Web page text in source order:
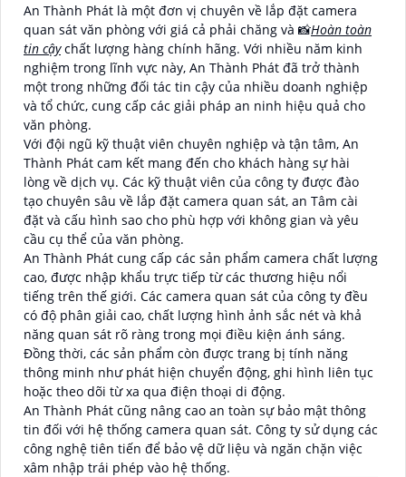
An Thành Phát là một đơn vị chuyên về lắp đặt camera
quan sát văn phòng với giá cả phải chăng và 📸Hoàn toàn
tin cậychất lượng hàng chính hãng. Với nhiều năm kinh
nghiệm trong lĩnh vực này, An Thành Phát đã trở thành
một trong những đối tác tin cậy của nhiều doanh nghiệp
và tổ chức, cung cấp các giải pháp an ninh hiệu quả cho
văn phòng.
Với đội ngũ kỹ thuật viên chuyên nghiệp và tận tâm, An
Thành Phát cam kết mang đến cho khách hàng sự hài
lòng về dịch vụ. Các kỹ thuật viên của công ty được đào
tạo chuyên sâu về lắp đặt camera quan sát, an Tâm cài
đặt và cấu hình sao cho phù hợp với không gian và yêu
cầu cụ thể của văn phòng.
An Thành Phát cung cấp các sản phẩm camera chất lượng
cao, được nhập khẩu trực tiếp từ các thương hiệu nổi
tiếng trên thế giới. Các camera quan sát của công ty đều
có độ phân giải cao, chất lượng hình ảnh sắc nét và khả
năng quan sát rõ ràng trong mọi điều kiện ánh sáng.
Đồng thời, các sản phẩm còn được trang bị tính năng
thông minh như phát hiện chuyển động, ghi hình liên tục
hoặc theo dõi từ xa qua điện thoại di động.
An Thành Phát cũng nâng cao an toàn sự bảo mật thông
tin đối với hệ thống camera quan sát. Công ty sử dụng các
công nghệ tiên tiến để bảo vệ dữ liệu và ngăn chặn việc
xâm nhập trái phép vào hệ thống.